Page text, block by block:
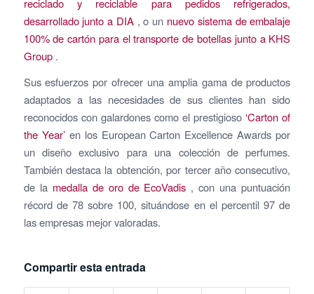
desarrollado junto a DIA, o un nuevo sistema de embalaje
100% de cartón para el transporte de botellas junto a KHS
Group.
Sus esfuerzos por ofrecer una amplia gama de productos
adaptados a las necesidades de sus clientes han sido
reconocidos con galardones como el prestigioso ‘Carton of
the Year’en los European Carton Excellence Awards por
un diseño exclusivo para una colección de perfumes.
También destaca la obtención, por tercer año consecutivo,
de la medalla de oro de EcoVadis , con una puntuación
récord de 78 sobre 100, situándose en el percentil 97 de
las empresas mejor valoradas.
Compartir esta entrada